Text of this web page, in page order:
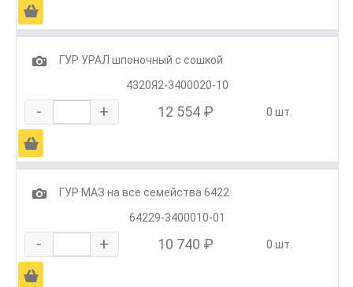
Ä
1
ГУР УРАЛ шпоночный с сошкой
4320Я2-3400020-10
- + 12 554 ₽ 0 шт.
Ä
1
ГУР МАЗ на все семейства 6422
64229-3400010-01
- + 10 740 ₽ 0 шт.
Ä